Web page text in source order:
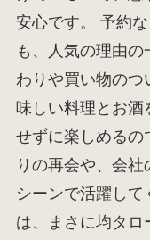
安心です。 予約
も、人気の理由
わりや買い物のつ
味しい料理とお酒
せずに楽しめるの
りの再会や、会
シーンで活躍し
は、まさに均タロ